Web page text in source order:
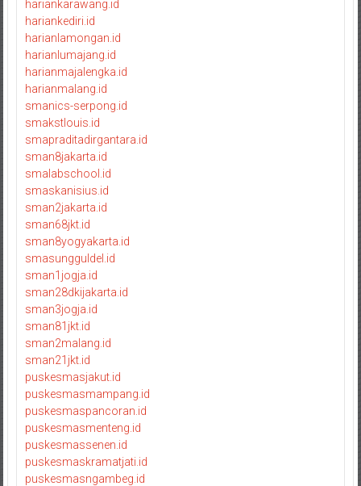
hariankarawang.id
hariankediri.id
harianlamongan.id
harianlumajang.id
harianmajalengka.id
harianmalang.id
smanics-serpong.id
smakstlouis.id
smapraditadirgantara.id
sman8jakarta.id
smalabschool.id
smaskanisius.id
sman2jakarta.id
sman68jkt.id
sman8yogyakarta.id
smasungguldel.id
sman1jogja.id
sman28dkijakarta.id
sman3jogja.id
sman81jkt.id
sman2malang.id
sman21jkt.id
puskesmasjakut.id
puskesmasmampang.id
puskesmaspancoran.id
puskesmasmenteng.id
puskesmassenen.id
puskesmaskramatjati.id
puskesmasngambeg.id